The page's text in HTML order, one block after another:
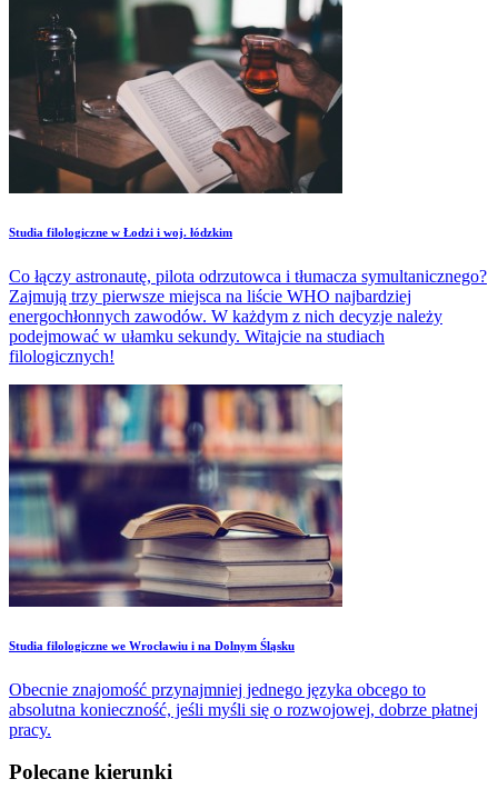
Studia filologiczne w Łodzi i woj. łódzkim
Co łączy astronautę, pilota odrzutowca i tłumacza symultanicznego?
Zajmują trzy pierwsze miejsca na liście WHO najbardziej
energochłonnych zawodów. W każdym z nich decyzje należy
podejmować w ułamku sekundy. Witajcie na studiach
filologicznych!
Studia filologiczne we Wrocławiu i na Dolnym Śląsku
Obecnie znajomość przynajmniej jednego języka obcego to
absolutna konieczność, jeśli myśli się o rozwojowej, dobrze płatnej
pracy.
Polecane kierunki